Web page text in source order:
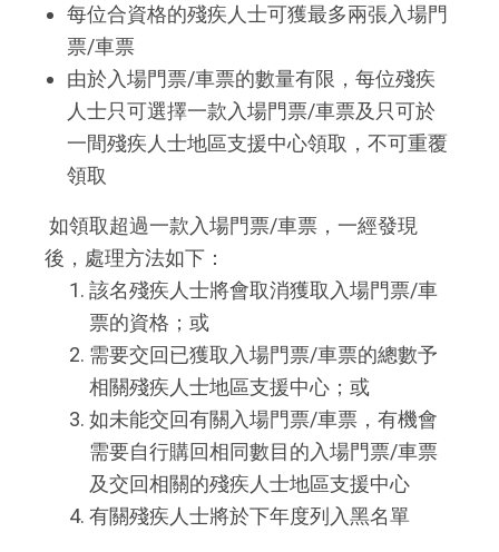
每位合資格的殘疾人士可獲最多兩張入場門
票/車票
由於入場門票/車票的數量有限，每位殘疾
人士只可選擇一款入場門票/車票及只可於
一間殘疾人士地區支援中心領取，不可重覆
領取
如領取超過一款入場門票/車票，一經發現
後，處理方法如下：
該名殘疾人士將會取消獲取入場門票/車
票的資格；或
需要交回已獲取入場門票/車票的總數予
相關殘疾人士地區支援中心；或
如未能交回有關入場門票/車票，有機會
需要自行購回相同數目的入場門票/車票
及交回相關的殘疾人士地區支援中心
有關殘疾人士將於下年度列入黑名單